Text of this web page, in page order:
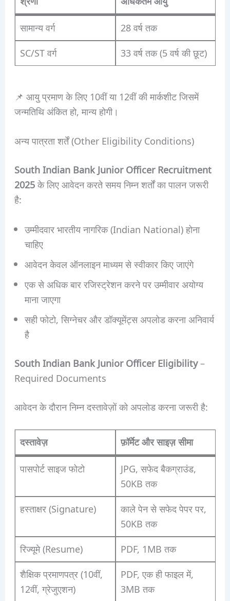
सामान्य वर्ग 28 वर्ष तक
SC/ST वर्ग 33 वर्ष तक (5 वर्ष की छूट)
📌 आयु प्रमाण के लिए 10वीं या 12वीं की मार्कशीट जिसमें
जन्मतिथि अंकित हो, मान्य होगी।
अन्य पात्रता शर्तें (Other Eligibility Conditions)
South Indian Bank Junior Officer Recruitment
2025के लिए आवेदन करते समय निम्न शर्तों का पालन जरूरी
है:
उम्मीदवार भारतीय नागरिक (Indian National) होना
चाहिए
आवेदन केवल ऑनलाइन माध्यम से स्वीकार किए जाएंगे
एक से अधिक बार रजिस्ट्रेशन करने पर उम्मीवार अयोग्य
माना जाएगा
सही फोटो, सिग्नेचर और डॉक्यूमेंट्स अपलोड करना अनिवार्य
है
South Indian Bank Junior Officer Eligibility–
Required Documents
आवेदन के दौरान निम्न दस्तावेज़ों को अपलोड करना जरूरी है:
दस्तावेज़ फ़ॉर्मेट और साइज़ सीमा
पासपोर्ट साइज फोटो
JPG, सफेद बैकग्राउंड,
50KB तक
हस्ताक्षर (Signature)
काले पेन से सफेद पेपर पर,
50KB तक
रिज्यूमे (Resume) PDF, 1MB तक
शैक्षिक प्रमाणपत्र (10वीं,
12वीं, ग्रेजुएशन)
PDF, एक ही फाइल में,
3MB तक